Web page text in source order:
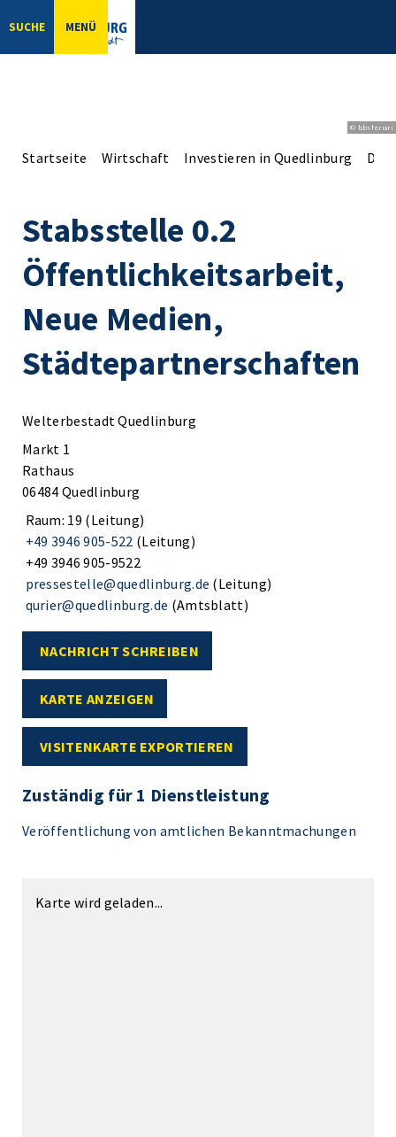
SUCHE MENÜ
© bbsferrari
Startseite Wirtschaft Investieren in Quedlinburg Der
Stabsstelle 0.2
Öffentlichkeitsarbeit,
Neue Medien,
Städtepartnerschaften
Welterbestadt Quedlinburg
Markt 1
Rathaus
06484 Quedlinburg
Raum: 19 (Leitung)
+49 3946 905-522 (Leitung)
+49 3946 905-9522
pressestelle@quedlinburg.de (Leitung)
qurier@quedlinburg.de (Amtsblatt)
NACHRICHT SCHREIBEN
KARTE ANZEIGEN
VISITENKARTE EXPORTIEREN
Zuständig für 1 Dienstleistung
Veröffentlichung von amtlichen Bekanntmachungen
Karte wird geladen...